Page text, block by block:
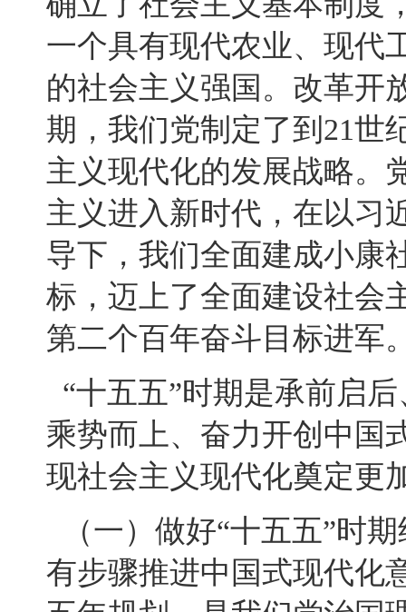
一个具有现代农业、现代
的社会主义强国。改革开
期，我们党制定了到21世
主义现代化的发展战略。
主义进入新时代，在以习
导下，我们全面建成小康
标，迈上了全面建设社会
第二个百年奋斗目标进军
“十五五”时期是承前启
乘势而上、奋力开创中国
现社会主义现代化奠定更
（一）做好“十五五”时
有步骤推进中国式现代化